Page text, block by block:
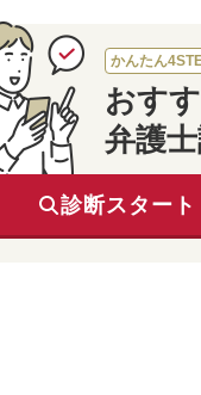
かんたん
おす
弁護
診断スタート